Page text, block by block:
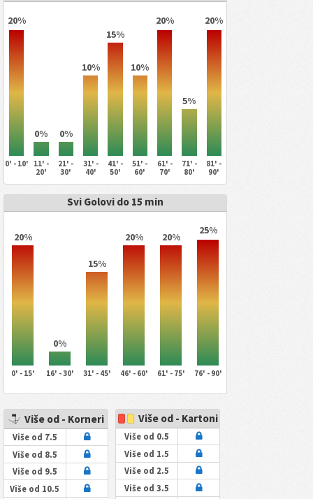
20%
0% 0%
10%
15%
10%
20%
5%
20%
0' - 10'
11' -
20'
21' -
30'
31' -
40'
41' -
50'
51' -
60'
61' -
70'
71' -
80'
81' -
90'
Svi Golovi do 15 min
20%
0%
15%
20% 20%
25%
0' - 15' 16' - 30' 31' - 45' 46' - 60' 61' - 75' 76' - 90'
Više od - Korneri
Više od 7.5
Više od 8.5
Više od 9.5
Više od 10.5
Više od - Kartoni
Više od 0.5
Više od 1.5
Više od 2.5
Više od 3.5